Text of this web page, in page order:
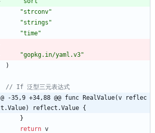
"strconv"
"strings"
"time"
"gopkg.in/yaml.v3"
)
// If 泛型三元表达式
@ -35,9 +34,88 @@ func RealValue(v reflec
t.Value) reflect.Value {
}
return v